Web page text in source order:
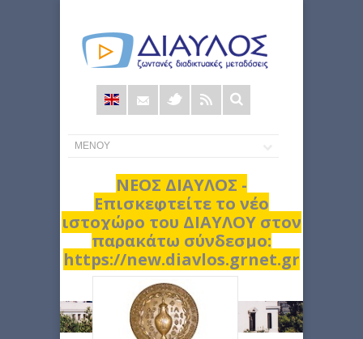
Φόρμα
αναζήτησης
ΝΕΟΣ ΔΙΑΥΛΟΣ -
Επισκεφτείτε το νέο
ιστοχώρο του ΔΙΑΥΛΟΥ στον
παρακάτω σύνδεσμο:
https://new.diavlos.grnet.gr